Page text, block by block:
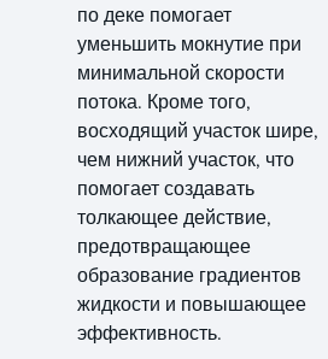
по деке помогает
уменьшить мокнутие при
минимальной скорости
потока. Кроме того,
восходящий участок шире,
чем нижний участок, что
помогает создавать
толкающее действие,
предотвращающее
образование градиентов
жидкости и повышающее
эффективность.